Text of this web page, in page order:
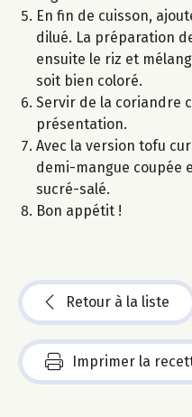
En fin de cuisson,
dilué. La préparation
ensuite le riz et
soit bien coloré.
Servir de la coriandre
présentation.
Avec la version tofu
demi-mangue coupée
sucré-salé.
Bon appétit !
Retour à la liste
Imprimer la